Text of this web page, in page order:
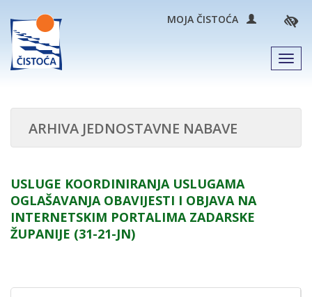
MOJA ČISTOĆA
ARHIVA JEDNOSTAVNE NABAVE
USLUGE KOORDINIRANJA USLUGAMA
OGLAŠAVANJA OBAVIJESTI I OBJAVA NA
INTERNETSKIM PORTALIMA ZADARSKE
ŽUPANIJE (31-21-JN)